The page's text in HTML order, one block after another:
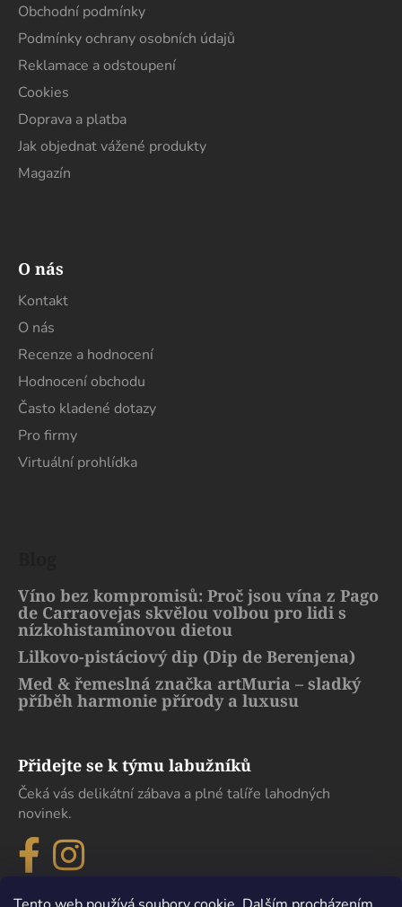
Obchodní podmínky
Podmínky ochrany osobních údajů
Reklamace a odstoupení
Cookies
Doprava a platba
Jak objednat vážené produkty
Magazín
O nás
Kontakt
O nás
Recenze a hodnocení
Hodnocení obchodu
Často kladené dotazy
Pro firmy
Virtuální prohlídka
Víno bez kompromisů: Proč jsou vína z Pago
de Carraovejas skvělou volbou pro lidi s
nízkohistaminovou dietou
Lilkovo-pistáciový dip (Dip de Berenjena)
Med & řemeslná značka artMuria – sladký
příběh harmonie přírody a luxusu
Přidejte se k týmu labužníků
Čeká vás delikátní zábava a plné talíře lahodných
novinek.